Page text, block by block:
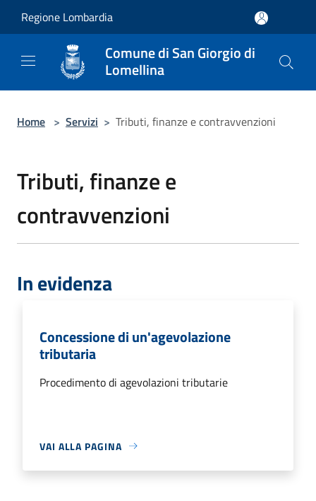
Regione Lombardia
Comune di San Giorgio di
Lomellina
Home > Servizi > Tributi, finanze e contravvenzioni
Tributi, finanze e
contravvenzioni
In evidenza
Concessione di un'agevolazione
tributaria
Procedimento di agevolazioni tributarie
VAI ALLA PAGINA